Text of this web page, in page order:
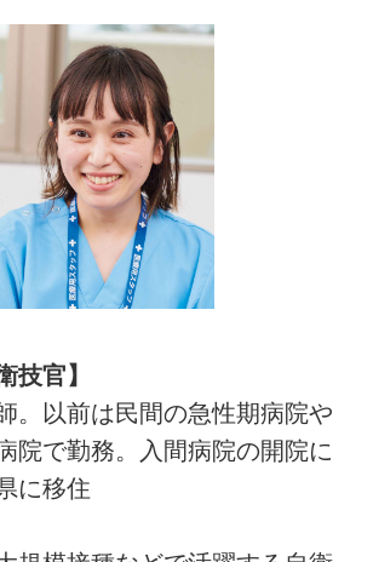
技官】
。以前は民間の急性期病院や
院で勤務。入間病院の開院に
に移住